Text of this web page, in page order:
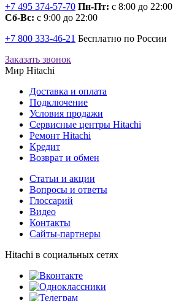
+7 495 374-57-70 Пн-Пт: с 8:00 до 22:00
Сб-Вс: с 9:00 до 22:00
+7 800 333-46-21 Бесплатно по России
Заказать звонок
Мир Hitachi
Доставка и оплата
Подключение
Условия продажи
Сервисные центры Hitachi
Ремонт Hitachi
Кредит
Возврат и обмен
Cтатьи и акции
Вопросы и ответы
Глоссарий
Видео
Контакты
Сайты-партнеры
Hitachi в социальных сетях